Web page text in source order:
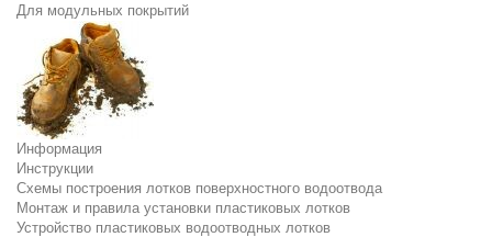
Для модульных покрытий
Информация
Инструкции
Схемы построения лотков поверхностного водоотвода
Монтаж и правила установки пластиковых лотков
Устройство пластиковых водоотводных лотков